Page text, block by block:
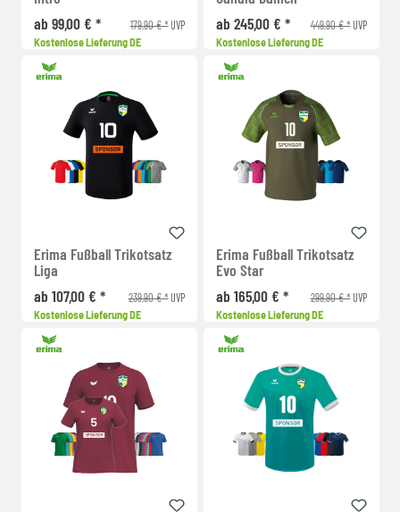
ab 99,00 € *
179,90 € *UVP
Kostenlose Lieferung DE
ab 245,00 € *
449,90 € *UVP
Kostenlose Lieferung DE
Erima Fußball Trikotsatz
Liga
ab 107,00 € *
239,90 € *UVP
Kostenlose Lieferung DE
Erima Fußball Trikotsatz
Evo Star
ab 165,00 € *
299,90 € *UVP
Kostenlose Lieferung DE